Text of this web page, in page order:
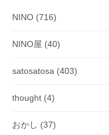
NINO (716)
NINO屋 (40)
satosatosa (403)
thought (4)
おかし (37)